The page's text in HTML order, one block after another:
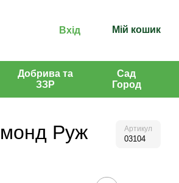
Вхід Мій кошик
Добрива та
ЗЗР
Сад
Город
Руж Артикул
03104